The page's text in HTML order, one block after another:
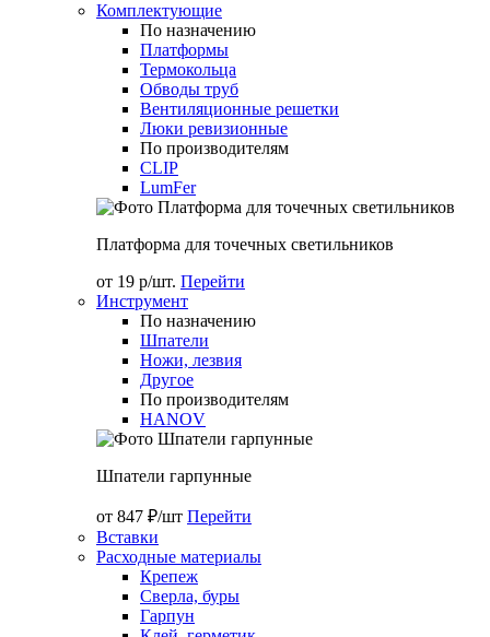
Комплектующие
По назначению
Платформы
Термокольца
Обводы труб
Вентиляционные решетки
Люки ревизионные
По производителям
CLIP
LumFer
Платформа для точечных светильников
от 19 р/шт. Перейти
Инструмент
По назначению
Шпатели
Ножи, лезвия
Другое
По производителям
HANOV
Шпатели гарпунные
от 847 ₽/шт Перейти
Вставки
Расходные материалы
Крепеж
Сверла, буры
Гарпун